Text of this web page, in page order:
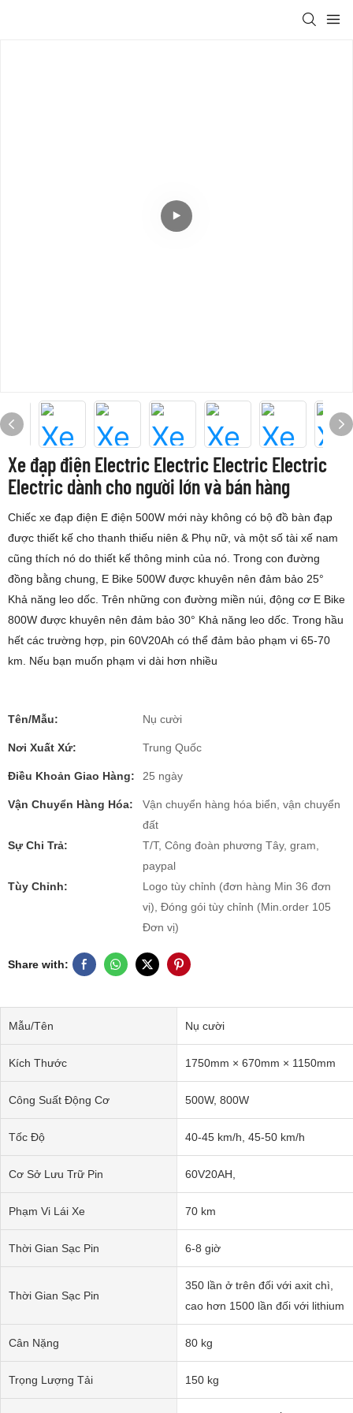
Xe đạp điện Electric Electric Electric Electric
Electric dành cho người lớn và bán hàng
Chiếc xe đạp điện E điện 500W mới này không có bộ đồ bàn đạp
được thiết kế cho thanh thiếu niên & Phụ nữ, và một số tài xế nam
cũng thích nó do thiết kế thông minh của nó. Trong con đường
đồng bằng chung, E Bike 500W được khuyên nên đảm bảo 25°
Khả năng leo dốc. Trên những con đường miền núi, động cơ E Bike
800W được khuyên nên đảm bảo 30° Khả năng leo dốc. Trong hầu
hết các trường hợp, pin 60V20Ah có thể đảm bảo phạm vi 65-70
km. Nếu bạn muốn phạm vi dài hơn nhiều
Tên/Mẫu: Nụ cười
Nơi Xuất Xứ: Trung Quốc
Điều Khoản Giao Hàng: 25 ngày
Vận Chuyển Hàng Hóa:
Vận chuyển hàng hóa biển, vận chuyển
đất
Sự Chi Trả:
T/T, Công đoàn phương Tây, gram,
paypal
Tùy Chỉnh:
Logo tùy chỉnh (đơn hàng Min 36 đơn
vị), Đóng gói tùy chỉnh (Min.order 105
Đơn vị)
Share with:
Mẫu/Tên Nụ cười
Kích Thước 1750mm × 670mm × 1150mm
Công Suất Động Cơ 500W, 800W
Tốc Độ 40-45 km/h, 45-50 km/h
Cơ Sở Lưu Trữ Pin 60V20AH,
Phạm Vi Lái Xe 70 km
Thời Gian Sạc Pin 6-8 giờ
Thời Gian Sạc Pin
350 lần ở trên đối với axit chì,
cao hơn 1500 lần đối với lithium
Cân Nặng 80 kg
Trọng Lượng Tải 150 kg